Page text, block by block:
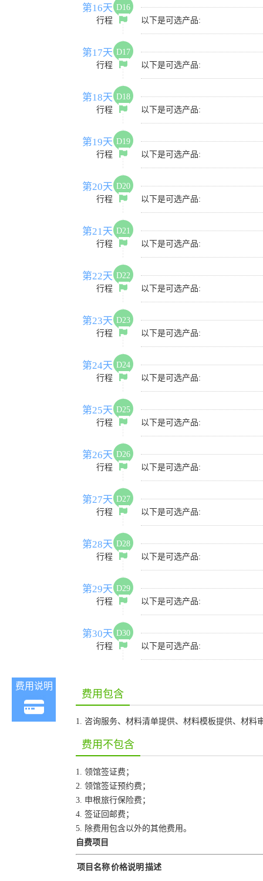
第16天 D16
行程
以下是可选产品:
第17天 D17
行程
以下是可选产品:
第18天 D18
行程
以下是可选产品:
第19天 D19
行程
以下是可选产品:
第20天 D20
行程
以下是可选产品:
第21天 D21
行程
以下是可选产品:
第22天 D22
行程
以下是可选产品:
第23天 D23
行程
以下是可选产品:
第24天 D24
行程
以下是可选产品:
第25天 D25
行程
以下是可选产品:
第26天 D26
行程
以下是可选产品:
第27天 D27
行程
以下是可选产品:
第28天 D28
行程
以下是可选产品:
第29天 D29
行程
以下是可选产品:
第30天 D30
行程
以下是可选产品:
费用说明
费用包含
1. 咨询服务、材料清单提供、材料模板提供、材料
费用不包含
1. 领馆签证费；
2. 领馆签证预约费；
3. 申根旅行保险费；
4. 签证回邮费；
5. 除费用包含以外的其他费用。
自费项目
项目名称价格说明 描述